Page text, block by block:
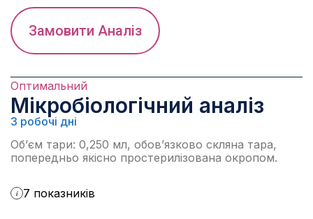
Замовити Аналіз
Оптимальний
Мікробіологічний аналіз
3 робочі дні
Об’єм тари: 0,250 мл, обов’язково скляна тара,
попередньо якісно простерилізована окропом.
7 показників
i